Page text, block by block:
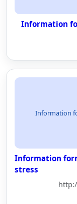
Information
Information
Information
stress